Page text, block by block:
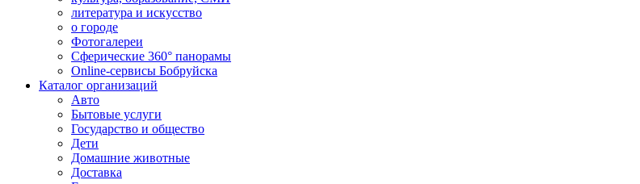
литература и искусство
о городе
Фотогалереи
Сферические 360° панорамы
Online-сервисы Бобруйска
Каталог организаций
Авто
Бытовые услуги
Государство и общество
Дети
Домашние животные
Доставка